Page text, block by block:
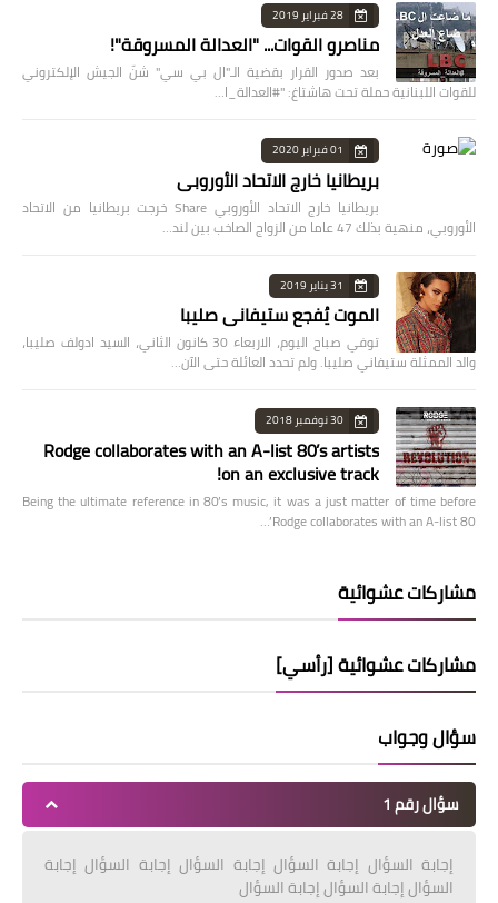
28 فبراير 2019
مناصرو القوات... "العدالة المسروقة"!
بعد صدور القرار بقضية الـ"ال بي سي" شنّ الجيش الإلكتروني
للقوات اللبنانية حملة تحت هاشتاغ: "#العدالة_ا…
01 فبراير 2020
بريطانيا خارج الاتحاد الأوروبي
بريطانيا خارج الاتحاد الأوروبي Share خرجت بريطانيا من الاتحاد
الأوروبي، منهية بذلك 47 عاما من الزواج الصاخب بين لند…
31 يناير 2019
الموت يُفجع ستيفاني صليبا
توفي صباح اليوم، الاربعاء 30 كانون الثاني، السيد ادولف صليبا،
والد الممثلة ستيفاني صليبا. ولم تحدد العائلة حتى الآن…
30 نوفمبر 2018
Rodge collaborates with an A-list 80’s artists
on an exclusive track!
Being the ultimate reference in 80’s music, it was a just matter of time before
Rodge collaborates with an A-list 80’…
مشاركات عشوائية
مشاركات عشوائية [رأسي]
سؤال وجواب
سؤال رقم 1
إجابة السؤال إجابة السؤال إجابة السؤال إجابة السؤال إجابة
السؤال إجابة السؤال إجابة السؤال